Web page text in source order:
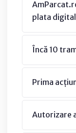
plata
Încă 10
Prima
Autorizare